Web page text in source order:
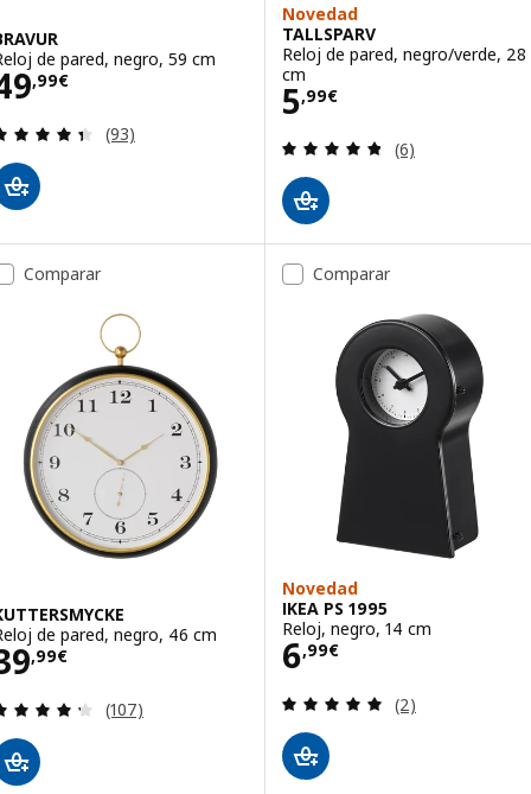
de pared, negro, 59 cm
,99€ 49,99€
Revisa: 4.4 de 5 estrellas. Total opiniones:
(93)
Novedad
TALLSPARV
Reloj de pared, negro/verde, 28
cm
5,99€
Precio 5,99€
Revisa: 4.8 de
(6)
Comparar
de pared, negro, 46 cm
,99€ 39,99€
Revisa: 4.3 de 5 estrellas. Total opiniones:
(107)
Comparar
Novedad
IKEA PS 1995
Reloj, negro, 14 cm
6,99€
Precio 6,99€
Revisa: 5 de 5
(2)